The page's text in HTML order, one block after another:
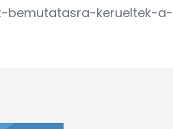
bemutatasra-kerueltek-